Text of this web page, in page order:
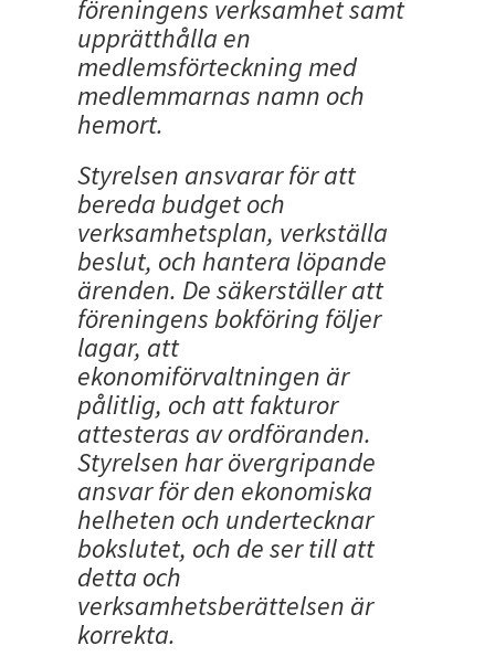
föreningens verksamhet samt
upprätthålla en
medlemsförteckning med
medlemmarnas namn och
hemort.
Styrelsen ansvarar för att
bereda budget och
verksamhetsplan, verkställa
beslut, och hantera löpande
ärenden. De säkerställer att
föreningens bokföring följer
lagar, att
ekonomiförvaltningen är
pålitlig, och att fakturor
attesteras av ordföranden.
Styrelsen har övergripande
ansvar för den ekonomiska
helheten och undertecknar
bokslutet, och de ser till att
detta och
verksamhetsberättelsen är
korrekta.